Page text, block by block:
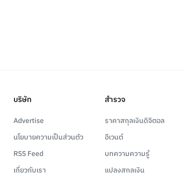
บริษัท
Advertise
นโยบายความเป็นส่วนตัว
RSS Feed
เกี่ยวกับเรา
สำรวจ
ราคาสกุลเงินดิจิตอล
อีเวนต์
บทความความรู้
แปลงสกุลเงิน